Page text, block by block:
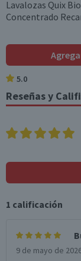
Lavalozas Quix
Concentrado
5.0
Reseñas y
1 calificación
9 de mayo de